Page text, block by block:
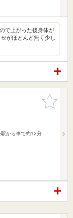
で上がった後身体が
がほとんど無く少し
お気に入
りに追加
から車で約12分